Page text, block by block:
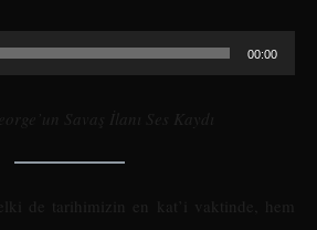
00:00
Savaş İlanı Ses Kaydı
de tarihimizin en kat’i vaktinde, hem